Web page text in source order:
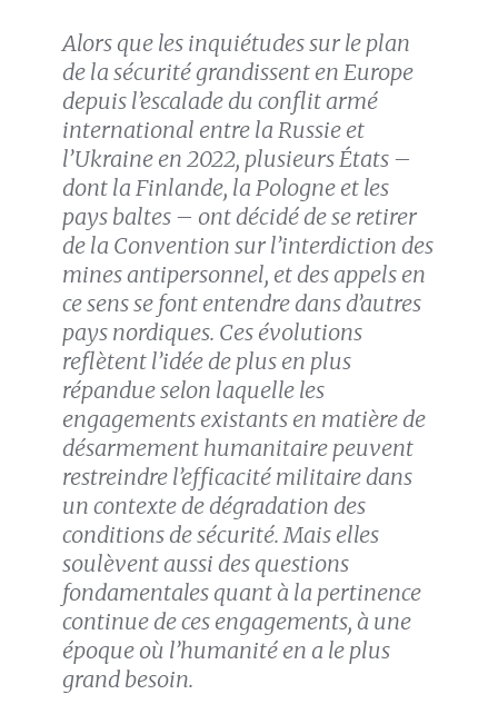
Alors que les inquiétudes sur le plan
de la sécurité grandissent en Europe
depuis l’escalade du conflit armé
international entre la Russie et
l’Ukraine en 2022, plusieurs États –
dont la Finlande, la Pologne et les
pays baltes – ont décidé de se retirer
de la Convention sur l’interdiction des
mines antipersonnel, et des appels en
ce sens se font entendre dans d’autres
pays nordiques. Ces évolutions
reflètent l’idée de plus en plus
répandue selon laquelle les
engagements existants en matière de
désarmement humanitaire peuvent
restreindre l’efficacité militaire dans
un contexte de dégradation des
conditions de sécurité. Mais elles
soulèvent aussi des questions
fondamentales quant à la pertinence
continue de ces engagements, à une
époque où l’humanité en a le plus
grand besoin.